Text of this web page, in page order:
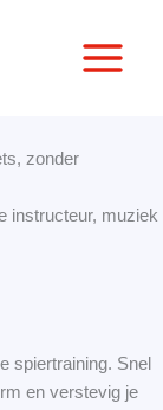
zonder
instructeur, muziek
spiertraining. Snel
en verstevig je